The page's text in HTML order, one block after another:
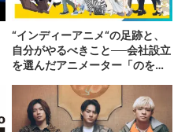
“インディーアニメ“の足跡と、
自分がやるべきこと──会社設立
を選んだアニメーター「のを